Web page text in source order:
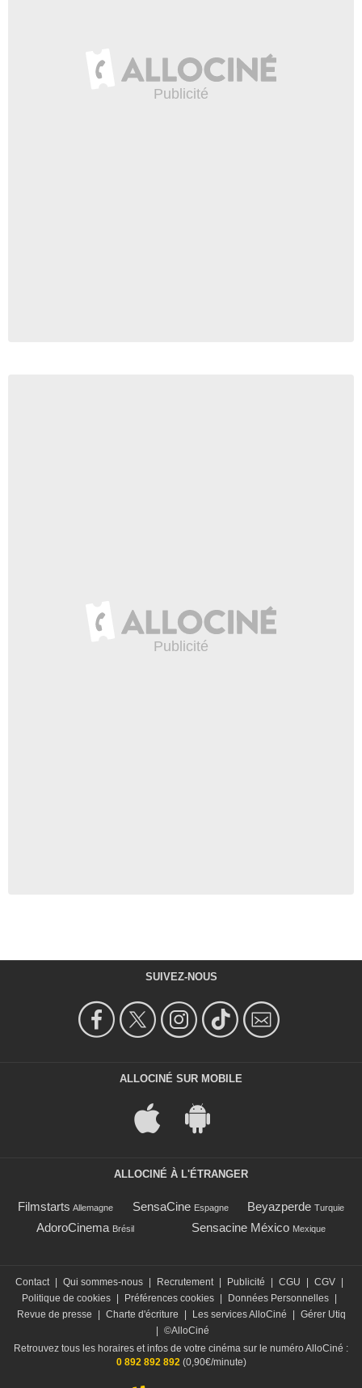
SUIVEZ-NOUS
ALLOCINÉ SUR MOBILE
ALLOCINÉ À L'ÉTRANGER
Filmstarts Allemagne SensaCine Espagne Beyazperde Turquie
AdoroCinema Brésil Sensacine México Mexique
Contact Qui sommes-nous Recrutement Publicité CGU CGV
Politique de cookies
Préférences cookies Données Personnelles
Revue de presse
Charte d'écriture Les services AlloCiné
Gérer Utiq
©AlloCiné
Retrouvez tous les horaires et infos de votre cinéma sur le numéro AlloCiné :
0 892 892 892(0,90€/minute)